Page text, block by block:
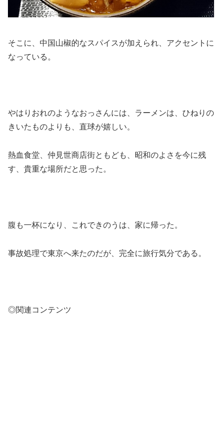
そこに、中国山椒的なスパイスが加えられ、アクセントに
なっている。
やはりおれのようなおっさんには、ラーメンは、ひねりの
きいたものよりも、直球が嬉しい。
熱血食堂、仲見世商店街ともども、昭和のよさを今に残
す、貴重な場所だと思った。
腹も一杯になり、これできのうは、家に帰った。
事故処理で東京へ来たのだが、完全に旅行気分である。
◎関連コンテンツ